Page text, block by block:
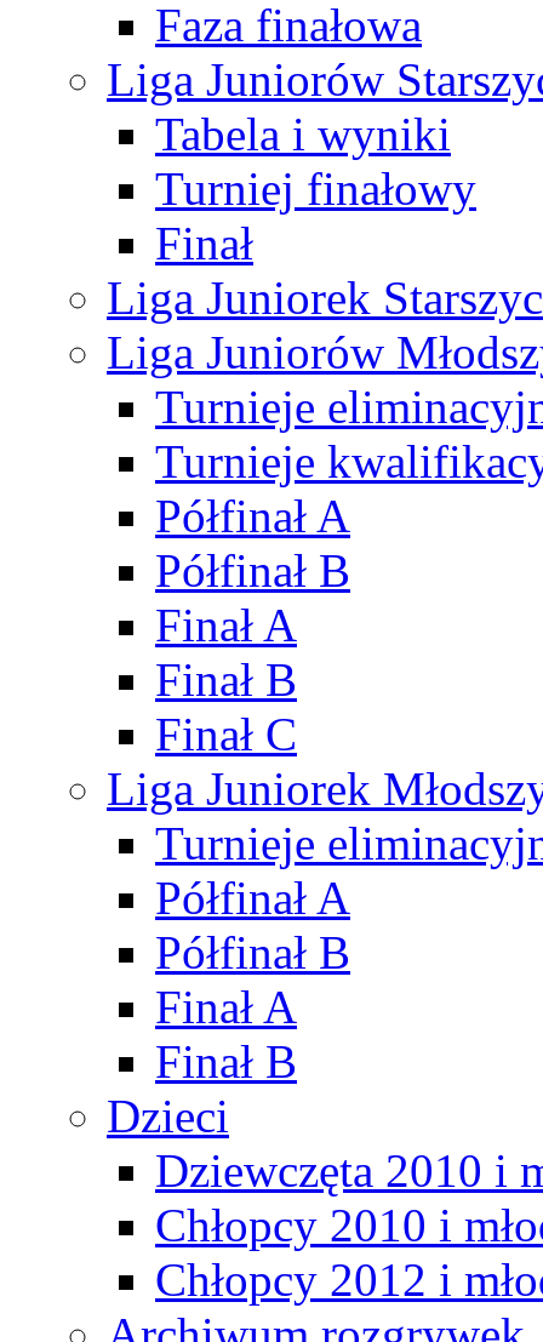
Faza finałowa
Liga Juniorów
Tabela i wyniki
Turniej finałowy
Finał
Liga Juniorek
Liga Juniorów
Turnieje
Turnieje
Półfinał A
Półfinał B
Finał A
Finał B
Finał C
Liga Juniorek
Turnieje
Półfinał A
Półfinał B
Finał A
Finał B
Dzieci
Dziewczęta 2010 i
Chłopcy 2010 i
Chłopcy 2012 i